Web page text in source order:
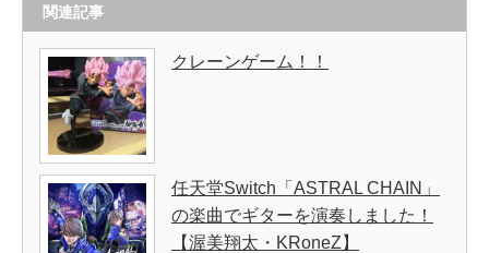
関連記事
クレーンゲーム！！
任天堂Switch「ASTRAL CHAIN」
の楽曲でギターを演奏しました！
【渥美翔太・KRoneZ】